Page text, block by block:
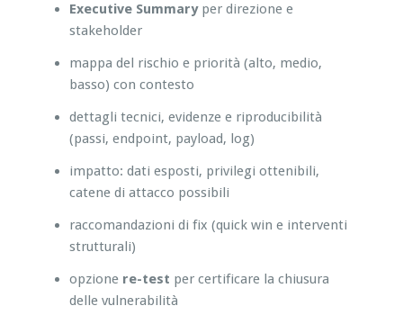
Executive Summaryper direzione e
stakeholder
mappa del rischio e priorità (alto, medio,
basso) con contesto
dettagli tecnici, evidenze e riproducibilità
(passi, endpoint, payload, log)
impatto: dati esposti, privilegi ottenibili,
catene di attacco possibili
raccomandazioni di fix (quick win e interventi
strutturali)
opzione re-test per certificare la chiusura
delle vulnerabilità